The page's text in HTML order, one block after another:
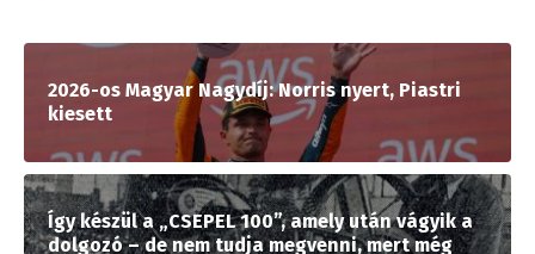
2026-os Magyar Nagydíj: Norris nyert, Piastri
kiesett
Így készül a „CSEPEL 100”, amely után vágyik a
dolgozó – de nem tudja megvenni, mert még